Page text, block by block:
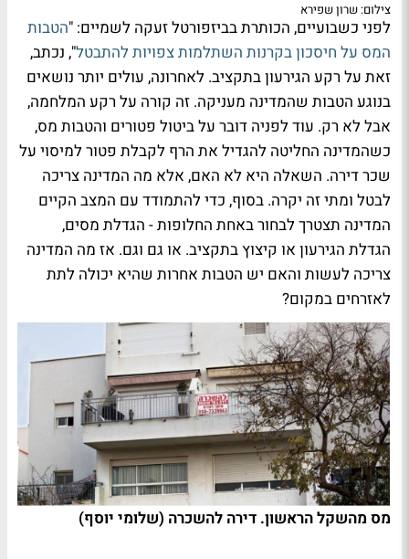
צילום: שרון שפירא
לפני כשבועיים, הכותרת בביזפורטל זעקה לשמיים: "הטבות
המס על חיסכון בקרנות השתלמות צפויות להתבטל", נכתב,
זאת על רקע הגירעון בתקציב. לאחרונה, עולים יותר נושאים
בנוגע הטבות שהמדינה מעניקה. זה קורה על רקע המלחמה,
אבל לא רק. עוד לפניה דובר על ביטול פטורים והטבות מס,
כשהמדינה החליטה להגדיל את הרף לקבלת פטור למיסוי על
שכר דירה. השאלה היא לא האם, אלא מה המדינה צריכה
לבטל ומתי זה יקרה. בסוף, כדי להתמודד עם המצב הקיים
המדינה תצטרך לבחור באחת החלופות - הגדלת מסים,
הגדלת הגירעון או קיצוץ בתקציב. או גם וגם. אז מה המדינה
צריכה לעשות והאם יש הטבות אחרות שהיא יכולה לתת
לאזרחים במקום?
מס מהשקל הראשון. דירה להשכרה (שלומי יוסף)